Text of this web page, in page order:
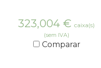
323,004 € caixa(s)
(sem IVA)
Comparar